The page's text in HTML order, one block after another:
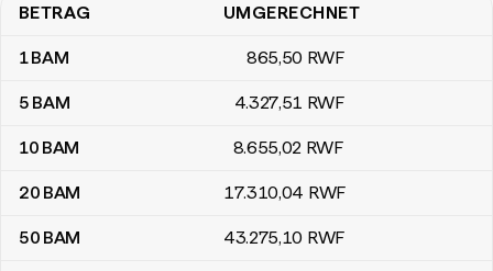
Umrechnungstabelle Konvertible Mark Bosnien und
BETRAG UMGERECHNET
1BAM 865,50 RWF
5 BAM 4.327,51 RWF
10 BAM 8.655,02 RWF
20 BAM 17.310,04 RWF
50 BAM 43.275,10 RWF